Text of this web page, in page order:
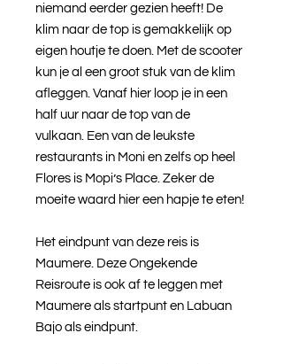
niemand eerder gezien heeft! De
klim naar de top is gemakkelijk op
eigen houtje te doen. Met de scooter
kun je al een groot stuk van de klim
afleggen. Vanaf hier loop je in een
half uur naar de top van de
vulkaan. Een van de leukste
restaurants in Moni en zelfs op heel
Flores is Mopi’s Place. Zeker de
moeite waard hier een hapje te eten!
Het eindpunt van deze reis is
Maumere. Deze Ongekende
Reisroute is ook af te leggen met
Maumere als startpunt en Labuan
Bajo als eindpunt.